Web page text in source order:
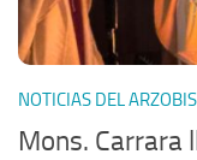
NOTICIAS DEL
Mons. Carrara